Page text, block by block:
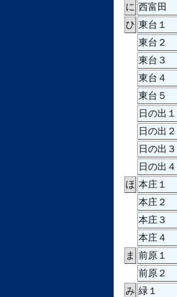
に 西富田
ひ 東台１
東台２
東台３
東台４
東台５
日の出１
日の出２
日の出３
日の出４
ほ 本庄１
本庄２
本庄３
本庄４
ま 前原１
前原２
み 緑１